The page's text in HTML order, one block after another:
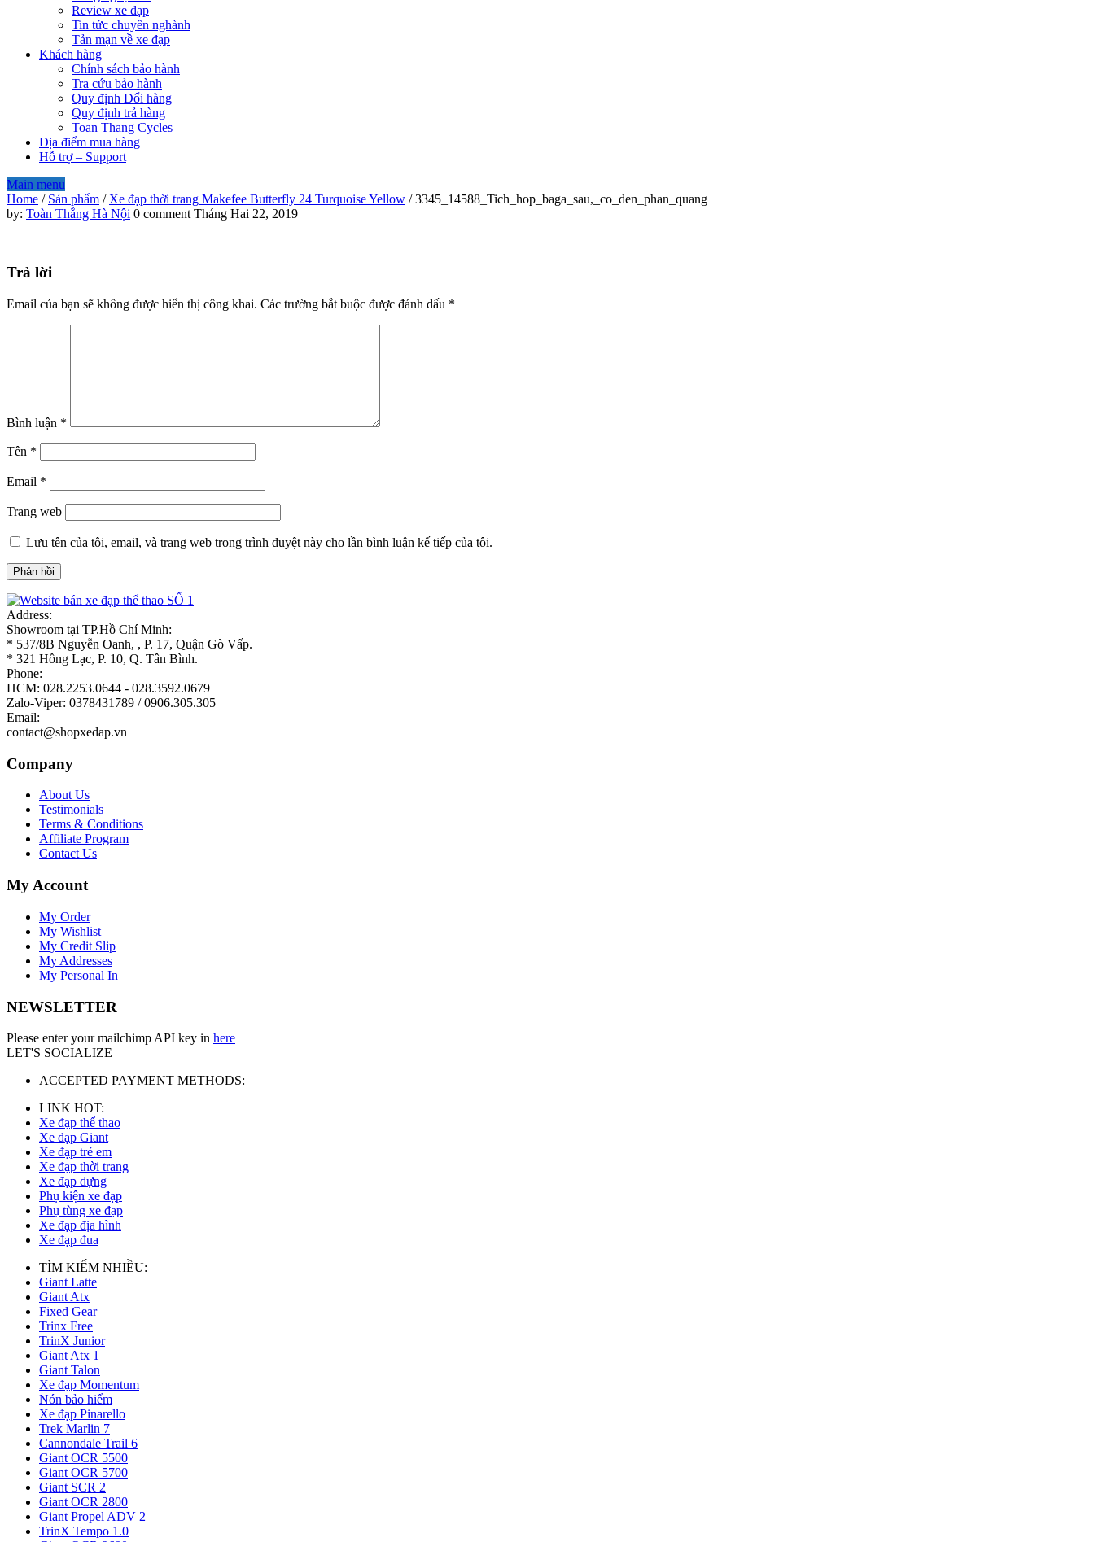
Review xe đạp
Tin tức chuyên nghành
Tản mạn về xe đạp
Khách hàng
Chính sách bảo hành
Tra cứu bảo hành
Quy định Đổi hàng
Quy định trả hàng
Toan Thang Cycles
Địa điểm mua hàng
Hỗ trợ – Support
Main menu
Home / Sản phẩm / Xe đạp thời trang Makefee Butterfly 24 Turquoise Yellow / 3345_14588_Tich_hop_baga_sau,_co_den_phan_quang
3345_14588_Tich_hop_baga_sau,_co_den_phan_quang
by: Toàn Thắng Hà Nội 0 comment Tháng Hai 22, 2019
Trả lời
Email của bạn sẽ không được hiển thị công khai. Các trường bắt buộc được đánh dấu *
Bình luận *
Tên *
Email *
Trang web
Lưu tên của tôi, email, và trang web trong trình duyệt này cho lần bình luận kế tiếp của tôi.
Address:
Showroom tại TP.Hồ Chí Minh:
* 537/8B Nguyễn Oanh, , P. 17, Quận Gò Vấp.
* 321 Hồng Lạc, P. 10, Q. Tân Bình.
Phone:
HCM: 028.2253.0644 - 028.3592.0679
Zalo-Viper: 0378431789 / 0906.305.305
Email:
contact@shopxedap.vn
Company
About Us
Testimonials
Terms & Conditions
Affiliate Program
Contact Us
My Account
My Order
My Wishlist
My Credit Slip
My Addresses
My Personal In
NEWSLETTER
Please enter your mailchimp API key in here
LET'S SOCIALIZE
ACCEPTED PAYMENT METHODS:
LINK HOT:
Xe đạp thể thao
Xe đạp Giant
Xe đạp trẻ em
Xe đạp thời trang
Xe đạp dựng
Phụ kiện xe đạp
Phụ tùng xe đạp
Xe đạp địa hình
Xe đạp đua
TÌM KIẾM NHIỀU:
Giant Latte
Giant Atx
Fixed Gear
Trinx Free
TrinX Junior
Giant Atx 1
Giant Talon
Xe đạp Momentum
Nón bảo hiểm
Xe đạp Pinarello
Trek Marlin 7
Cannondale Trail 6
Giant OCR 5500
Giant OCR 5700
Giant SCR 2
Giant OCR 2800
Giant Propel ADV 2
TrinX Tempo 1.0